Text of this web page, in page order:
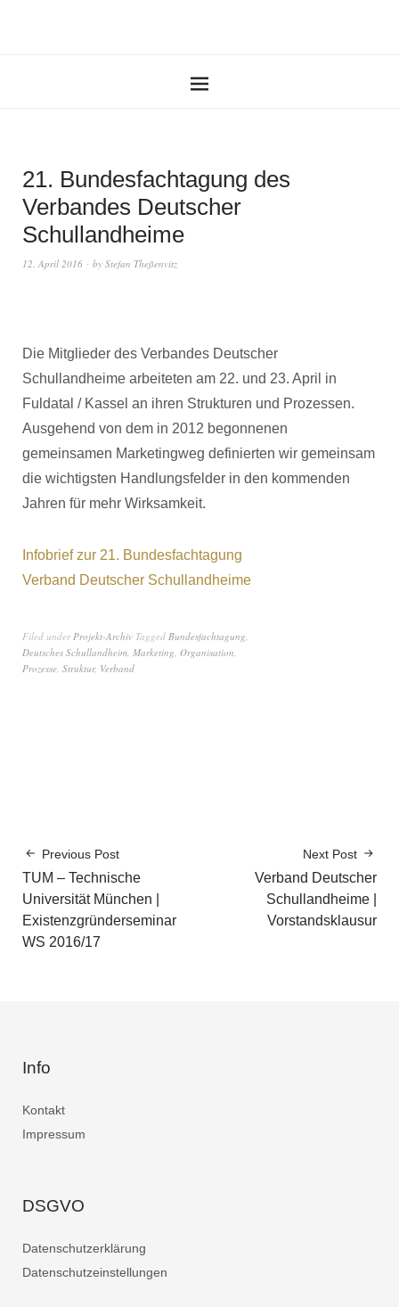
21. Bundesfachtagung des
Verbandes Deutscher
Schullandheime
12. April 2016 by Stefan Theßenvitz
Die Mitglieder des Verbandes Deutscher
Schullandheime arbeiteten am 22. und 23. April in
Fuldatal / Kassel an ihren Strukturen und Prozessen.
Ausgehend von dem in 2012 begonnenen
gemeinsamen Marketingweg definierten wir gemeinsam
die wichtigsten Handlungsfelder in den kommenden
Jahren für mehr Wirksamkeit.
Infobrief zur 21. Bundesfachtagung
Verband Deutscher Schullandheime
Filed underProjekt-Archiv Tagged Bundesfachtagung,
Deutsches Schullandheim, Marketing, Organisation,
Prozesse, Struktur, Verband
Previous Post
TUM – Technische
Universität München |
Existenzgründerseminar
WS 2016/17
Next Post
Verband Deutscher
Schullandheime |
Vorstandsklausur
Info
Kontakt
Impressum
DSGVO
Datenschutzerklärung
Datenschutzeinstellungen